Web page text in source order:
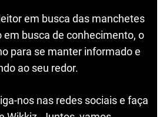
em busca das manchetes
em busca de conhecimento, o
para se manter informado e
ao seu redor.
nos nas redes sociais e faça